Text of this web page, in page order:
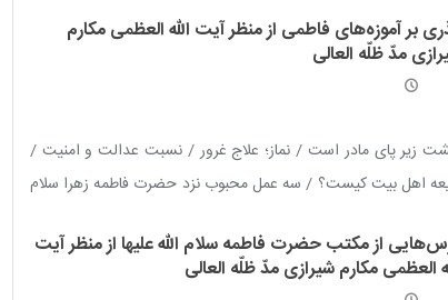
بر آموزه‌های فاطمی از منظر آیت الله العظمی مکارم
مدّ ظلّه العالی
زیر پای مادر است / نماز؛ علاج غرور / نسبت عدالت و امنیت /
اهل بیت کیست؟ / سه عمل محبوب نزد حضرت فاطمه زهرا سلام
/ سخن آخر: (چرا باید علی علیه السلام را دوست داشت؟)
از مکتب حضرت فاطمه سلام الله علیها از منظر آیت
العظمی مکارم شیرازی مدّ ظلّه العالی